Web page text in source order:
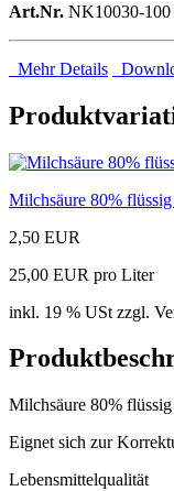
Art.Nr. NK10030-100
Mehr Details
Milchsäure 80%
2,50 EUR
25,00 EUR pro Liter
inkl. 19 % USt zzgl.
Milchsäure 80%
Eignet sich zur
Lebensmittelqualität